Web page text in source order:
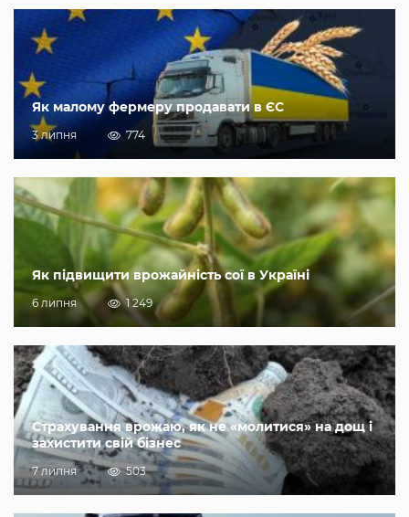
Як малому фермеру продавати в ЄС
3 липня 774
Як підвищити врожайність сої в Україні
6 липня 1 249
Страхування врожаю, як не «молитися» на дощ і
захистити свій бізнес
7 липня 503